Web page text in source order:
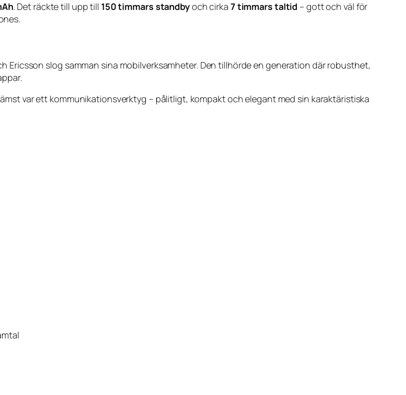
. Det räckte till upp till 150 timmars standbyoch cirka 7 timmars taltid – gott och väl för
Ericsson slog samman sina mobilverksamheter. Den tillhörde en generation där robusthet,
var ett kommunikationsverktyg – pålitligt, kompakt och elegant med sin karaktäristiska